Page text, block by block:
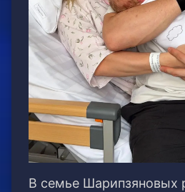
В семье Шарипзяновых